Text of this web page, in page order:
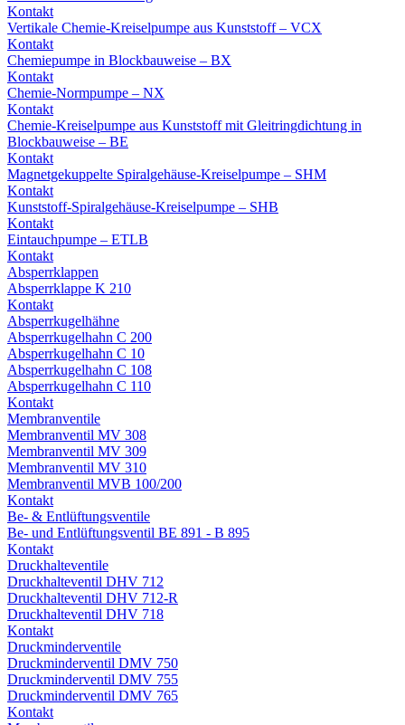
Kontakt
Vertikale Chemie-Kreiselpumpe aus Kunststoff – VCX
Kontakt
Chemiepumpe in Blockbauweise – BX
Kontakt
Chemie-Normpumpe – NX
Kontakt
Chemie-Kreiselpumpe aus Kunststoff mit Gleitringdichtung in
Blockbauweise – BE
Kontakt
Magnetgekuppelte Spiralgehäuse-Kreiselpumpe – SHM
Kontakt
Kunststoff-Spiralgehäuse-Kreiselpumpe – SHB
Kontakt
Eintauchpumpe – ETLB
Kontakt
Absperrklappen
Absperrklappe K 210
Kontakt
Absperrkugelhähne
Absperrkugelhahn C 200
Absperrkugelhahn C 10
Absperrkugelhahn C 108
Absperrkugelhahn C 110
Kontakt
Membranventile
Membranventil MV 308
Membranventil MV 309
Membranventil MV 310
Membranventil MVB 100/200
Kontakt
Be- & Entlüftungsventile
Be- und Entlüftungsventil BE 891 - B 895
Kontakt
Druckhalteventile
Druckhalteventil DHV 712
Druckhalteventil DHV 712-R
Druckhalteventil DHV 718
Kontakt
Druckminderventile
Druckminderventil DMV 750
Druckminderventil DMV 755
Druckminderventil DMV 765
Kontakt